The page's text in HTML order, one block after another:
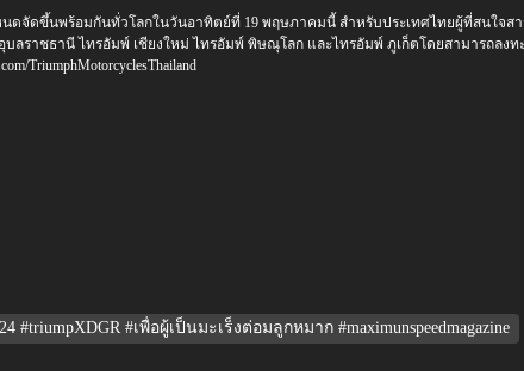
ดจัดขึ้นพร้อมกันทั่วโลกในวันอาทิตย์ที่ 19 พฤษภาคมนี้ สำหรับประเทศไทยผู้ที่สนใจ
าชธานี ไทรอัมพ์ เชียงใหม่ ไทรอัมพ์ พิษณุโลก และไทรอัมพ์ ภูเก็ตโดยสามารถลงทะเบี
TriumphMotorcyclesThailand
#triumpXDGR #เพื่อผู้เป็นมะเร็งต่อมลูกหมาก #maximunspeedmagazine